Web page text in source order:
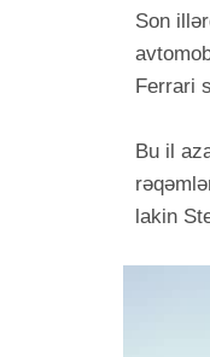
Son
Ferrari
Bu il
lakin